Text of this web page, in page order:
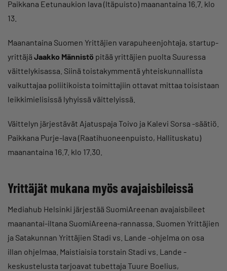
Paikkana Eetunaukion lava (Itäpuisto) maanantaina 16.7. klo
13.
Maanantaina Suomen Yrittäjien varapuheenjohtaja, startup-
yrittäjä Jaakko Männistö pitää yrittäjien puolta Suuressa
väittelykisassa. Siinä toistakymmentä yhteiskunnallista
vaikuttajaa poliitikoista toimittajiin ottavat mittaa toisistaan
leikkimielisissä lyhyissä väittelyissä.
Väittelyn järjestävät Ajatuspaja Toivo ja Kalevi Sorsa -säätiö.
Paikkana Purje-lava (Raatihuoneenpuisto, Hallituskatu)
maanantaina 16.7. klo 17.30.
Yrittäjät mukana myös avajaisbileissä
Mediahub Helsinki järjestää SuomiAreenan avajaisbileet
maanantai-iltana SuomiAreena-rannassa. Suomen Yrittäjien
ja Satakunnan Yrittäjien Stadi vs. Lande -ohjelma on osa
illan ohjelmaa. Maistiaisia torstain Stadi vs. Lande -
keskustelusta tarjoavat tubettaja Tuure Boelius,